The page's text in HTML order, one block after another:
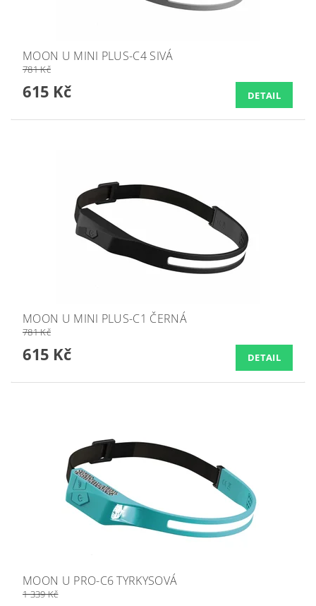
MOON U MINI PLUS-C4 SIVÁ
781 Kč
615 Kč DETAIL
MOON U MINI PLUS-C1 ČERNÁ
781 Kč
615 Kč DETAIL
MOON U PRO-C6 TYRKYSOVÁ
1 339 Kč